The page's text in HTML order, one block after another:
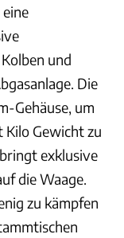
und
Die
Gehäuse, um
Kilo Gewicht zu
exklusive
die Waage.
zu kämpfen